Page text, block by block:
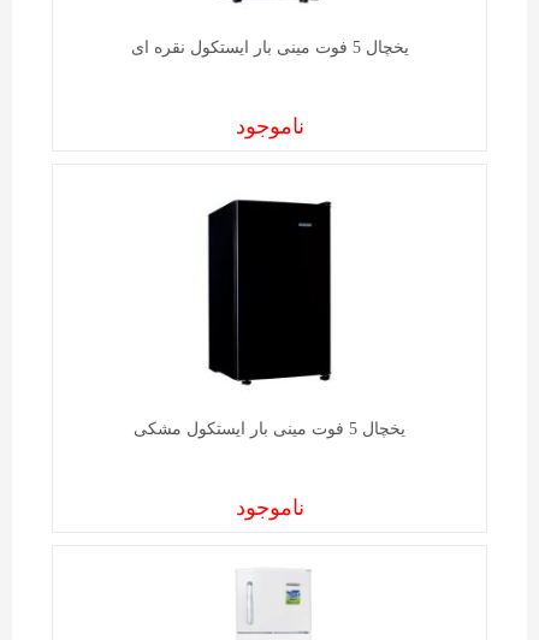
یخچال 5 فوت مینی بار ایستکول نقره ای
ناموجود
یخچال 5 فوت مینی بار ایستکول مشکی
ناموجود